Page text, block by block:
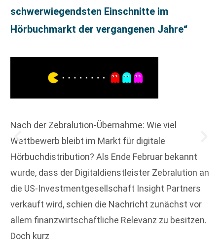
schwerwiegendsten Einschnitte im
Hörbuchmarkt der vergangenen Jahre“
Nach der Zebralution-Übernahme: Wie viel
Wettbewerb bleibt im Markt für digitale
Hörbuchdistribution? Als Ende Februar bekannt
wurde, dass der Digitaldienstleister Zebralution an
die US-Investmentgesellschaft Insight Partners
verkauft wird, schien die Nachricht zunächst vor
allem finanzwirtschaftliche Relevanz zu besitzen.
Doch kurz